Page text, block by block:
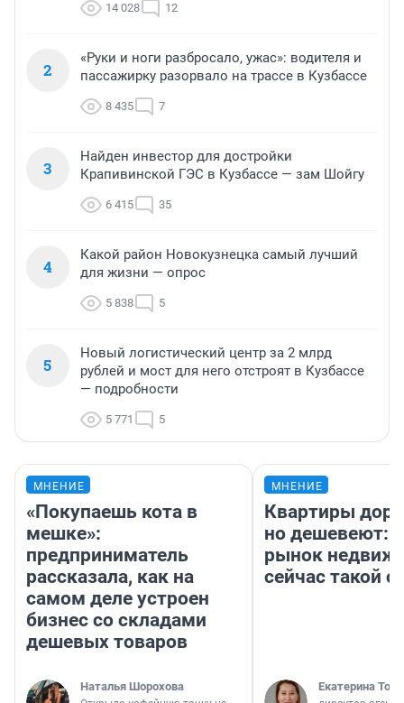
14 028 12
2
«Руки и ноги разбросало, ужас»: водителя и
пассажирку разорвало на трассе в Кузбассе
8 435 7
3
Найден инвестор для достройки
Крапивинской ГЭС в Кузбассе — зам Шойгу
6 415 35
4
Какой район Новокузнецка самый лучший
для жизни — опрос
5 838 5
5
Новый логистический центр за 2 млрд
рублей и мост для него отстроят в Кузбассе
— подробности
5 771 5
МНЕНИЕ
«Покупаешь кота в
мешке»:
предприниматель
рассказала, как на
самом деле устроен
бизнес со складами
дешевых товаров
Наталья Шорохова
МНЕНИЕ
Квартиры
но дешевеют:
рынок
сейчас такой
Екатерина